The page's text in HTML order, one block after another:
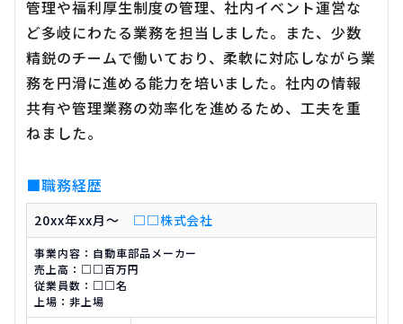
管理や福利厚生制度の管理、社内イベント運営な
ど多岐にわたる業務を担当しました。また、少数
精鋭のチームで働いており、柔軟に対応しながら業
務を円滑に進める能力を培いました。社内の情報
共有や管理業務の効率化を進めるため、工夫を重
ねました。
■職務経歴
20xx年xx月〜 □□株式会社
事業内容：自動車部品メーカー
売上高：□□百万円
従業員数：□□名
上場：非上場